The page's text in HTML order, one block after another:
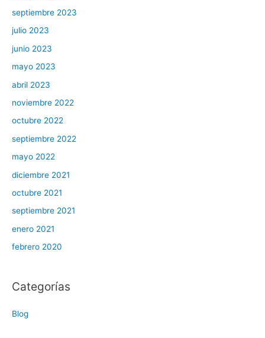
septiembre 2023
julio 2023
junio 2023
mayo 2023
abril 2023
noviembre 2022
octubre 2022
septiembre 2022
mayo 2022
diciembre 2021
octubre 2021
septiembre 2021
enero 2021
febrero 2020
Categorías
Blog